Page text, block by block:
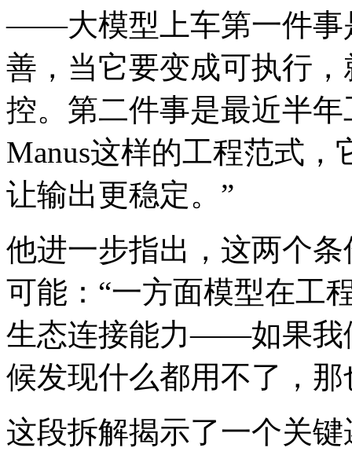
——大模型上车第一件事
善，当它要变成可执行
控。第二件事是最近半
Manus这样的工程范式
让输出更稳定。”
他进一步指出，这两个
可能：“一方面模型在工
生态连接能力——如果我
候发现什么都用不了，那
这段拆解揭示了一个关